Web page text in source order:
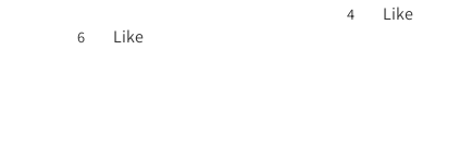
Like
4
Like
6